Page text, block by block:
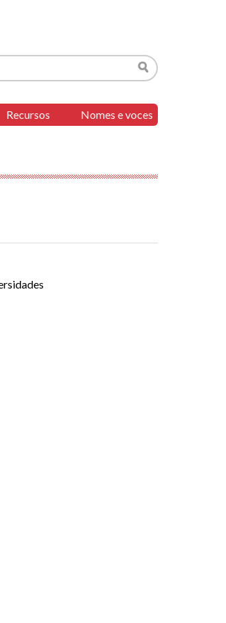
Buscar
Recursos Nomes e voces